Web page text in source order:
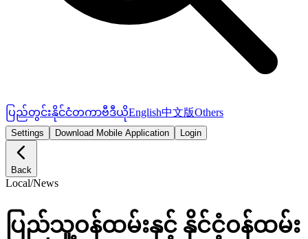
ပြည်တွင်းနိုင်ငံတကာဗီဒီယိုEnglish中文版Others
Settings Download Mobile Application Login
Back
Local/News
ပြည်သူ့ဝန်ထမ်းနှင့် နိုင်ငံ့ဝန်ထမ်း